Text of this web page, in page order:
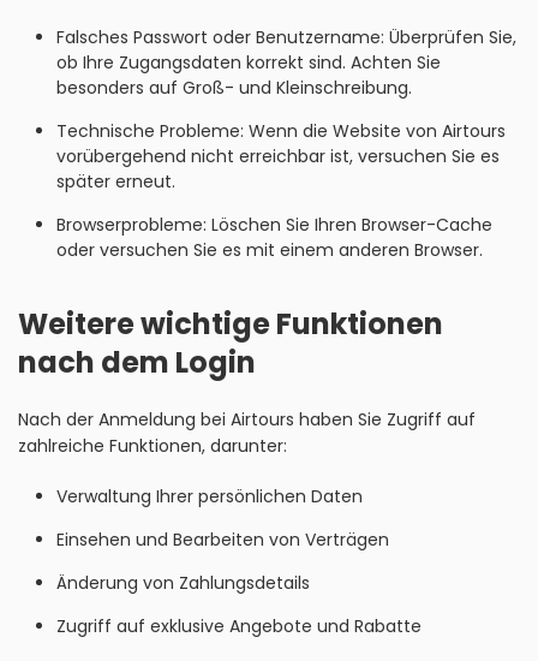
Falsches Passwort oder Benutzername: Überprüfen Sie,
ob Ihre Zugangsdaten korrekt sind. Achten Sie
besonders auf Groß- und Kleinschreibung.
Technische Probleme: Wenn die Website von Airtours
vorübergehend nicht erreichbar ist, versuchen Sie es
später erneut.
Browserprobleme: Löschen Sie Ihren Browser-Cache
oder versuchen Sie es mit einem anderen Browser.
Weitere wichtige Funktionen
nach dem Login
Nach der Anmeldung bei Airtours haben Sie Zugriff auf
zahlreiche Funktionen, darunter:
Verwaltung Ihrer persönlichen Daten
Einsehen und Bearbeiten von Verträgen
Änderung von Zahlungsdetails
Zugriff auf exklusive Angebote und Rabatte